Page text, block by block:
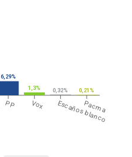
PP Vox Escaños blanco
Pacma
6,29%
1,3% 0,32% 0,21%